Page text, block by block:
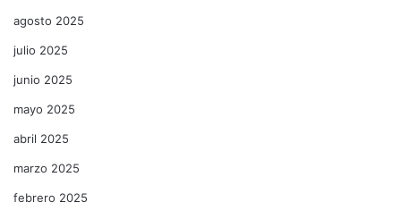
agosto 2025
julio 2025
junio 2025
mayo 2025
abril 2025
marzo 2025
febrero 2025